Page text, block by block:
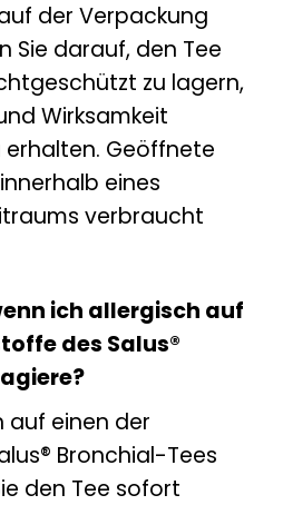
der Verpackung
Sie darauf, den Tee
zu lagern,
Wirksamkeit
Geöffnete
eines
verbraucht
ich allergisch auf
des Salus®
auf einen der
Bronchial-Tees
den Tee sofort